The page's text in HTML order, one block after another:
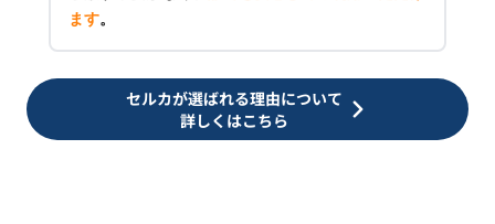
ます。
セルカが選ばれる理由について
詳しくはこちら